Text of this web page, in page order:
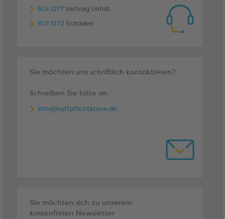
601 1277 Vertrag Unfall
601 1272 Schaden
Sie möchten uns schriftlich kontaktieren?
Schreiben Sie bitte an
info@haftpflichtkasse.de
Sie möchten sich zu unserem
kostenfreien Newsletter